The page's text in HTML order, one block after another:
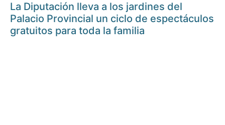
La Diputación lleva a los jardines del
Palacio Provincial un ciclo de espectáculos
gratuitos para toda la familia